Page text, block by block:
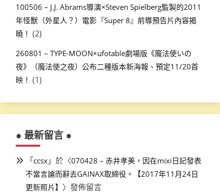
100506 – J.J. Abrams導演×Steven Spielberg監製的2011
年怪獸（外星人？）電影『Super 8』前導預告片內容揭
曉！ (2)
260801 – TYPE-MOON×ufotable劇場版《魔法使いの
夜》（魔法使之夜）公布二種版本新海報、預定11/20首
映！ (1)
● 最新留言 ●
「ccsx 」於〈070428 – 赤井孝美，因在mixi日記發表
不當言論而辭去GAINAX取締役。【2017年11月24日
更新照片】 〉發佈留言